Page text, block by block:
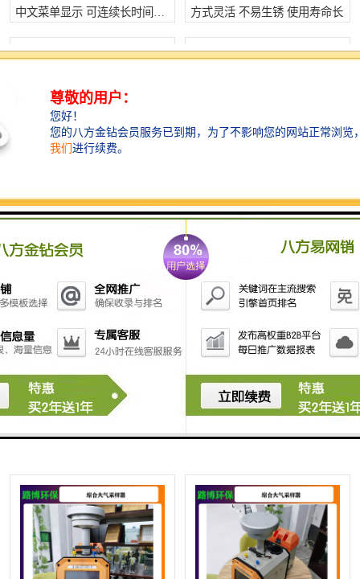
中文菜单显示 可连续长时间工
方式灵活 不易生锈 使用寿命长
威海自动综合大气采样器 体积
菏泽氟化物综合大气采样器 安
可防雨雪侵袭